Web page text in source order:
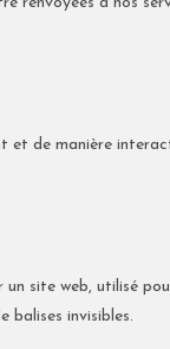
et de manière
un site web, utilisé
balises invisibles.